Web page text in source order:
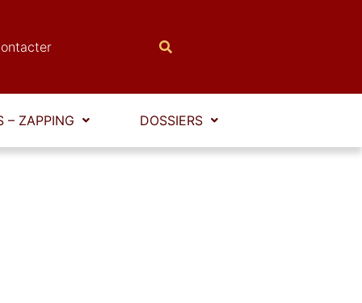
– ZAPPING DOSSIERS